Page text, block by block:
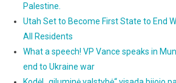
Palestine.
Utah Set to Become First State to End
All Residents
What a speech! VP Vance speaks in
end to Ukraine war